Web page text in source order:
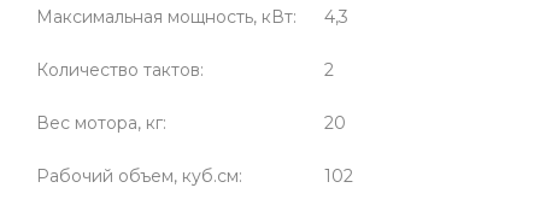
Максимальная мощность, кВт: 4,3
Количество тактов: 2
Вес мотора, кг: 20
Рабочий объем, куб.см: 102